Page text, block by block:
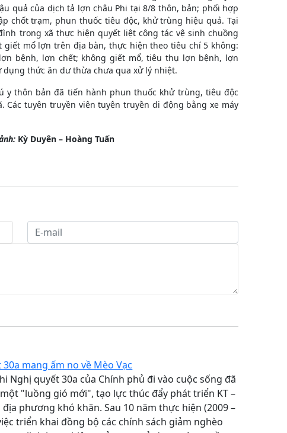
quả của dịch tả lợn châu Phi tại 8/8 thôn, bản; phối hợp
chốt trạm, phun thuốc tiêu độc, khử trùng hiệu quả. Tại
trong xã thực hiện quyết liệt công tác vệ sinh chuồng
mổ lợn trên địa bàn, thực hiện theo tiêu chí 5 không:
bệnh, lợn chết; không giết mổ, tiêu thụ lợn bệnh, lợn
thức ăn dư thừa chưa qua xử lý nhiệt.
y thôn bản đã tiến hành phun thuốc khử trùng, tiêu độc
Các tuyên truyền viên tuyên truyền di động bằng xe máy
Kỳ Duyên – Hoàng Tuấn
mang ấm no về Mèo Vạc
Nghị quyết 30a của Chính phủ đi vào cuộc sống đã
"luồng gió mới", tạo lực thúc đẩy phát triển KT –
địa phương khó khăn. Sau 10 năm thực hiện (2009 –
triển khai đồng bộ các chính sách giảm nghèo